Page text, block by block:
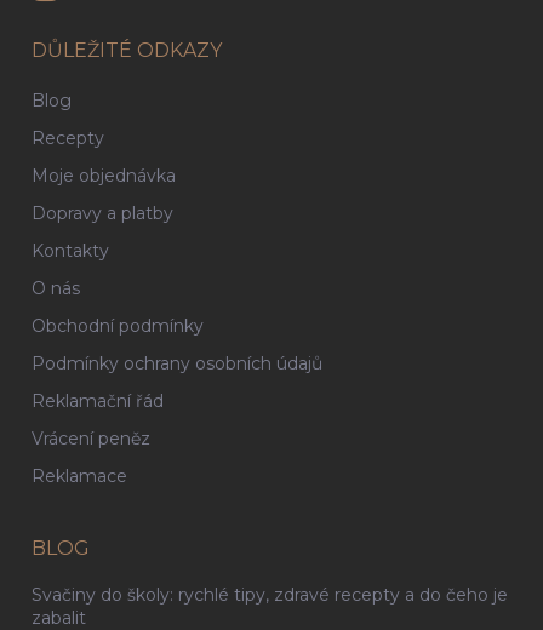
DŮLEŽITÉ ODKAZY
Blog
Recepty
Moje objednávka
Dopravy a platby
Kontakty
O nás
Obchodní podmínky
Podmínky ochrany osobních údajů
Reklamační řád
Vrácení peněz
Reklamace
BLOG
Svačiny do školy: rychlé tipy, zdravé recepty a do čeho je
zabalit